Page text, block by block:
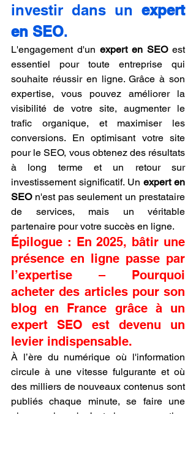
investir dans un expert
en SEO.
L'engagement d'un expert en SEO est
essentiel pour toute entreprise qui
souhaite réussir en ligne. Grâce à son
expertise, vous pouvez améliorer la
visibilité de votre site, augmenter le
trafic organique, et maximiser les
conversions. En optimisant votre site
pour le SEO, vous obtenez des résultats
à long terme et un retour sur
investissement significatif. Un expert en
SEO n'est pas seulement un prestataire
de services, mais un véritable
partenaire pour votre succès en ligne.
Épilogue : En 2025, bâtir une
présence en ligne passe par
l’expertise – Pourquoi
acheter des articles pour son
blog en France grâce à un
expert SEO est devenu un
levier indispensable.
À l’ère du numérique où l'information
circule à une vitesse fulgurante et où
des milliers de nouveaux contenus sont
publiés chaque minute, se faire une
place sur le web n’est plus une question